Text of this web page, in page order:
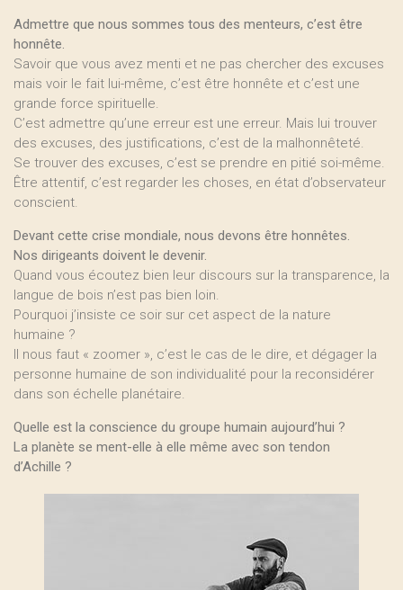
Admettre que nous sommes tous des menteurs, c’est être
honnête.
Savoir que vous avez menti et ne pas chercher des excuses
mais voir le fait lui-même, c’est être honnête et c’est une
grande force spirituelle.
C’est admettre qu’une erreur est une erreur. Mais lui trouver
des excuses, des justifications, c’est de la malhonnêteté.
Se trouver des excuses, c’est se prendre en pitié soi-même.
Être attentif, c’est regarder les choses, en état d’observateur
conscient.
Devant cette crise mondiale, nous devons être honnêtes.
Nos dirigeants doivent le devenir.
Quand vous écoutez bien leur discours sur la transparence, la
langue de bois n’est pas bien loin.
Pourquoi j’insiste ce soir sur cet aspect de la nature
humaine ?
Il nous faut « zoomer », c’est le cas de le dire, et dégager la
personne humaine de son individualité pour la reconsidérer
dans son échelle planétaire.
Quelle est la conscience du groupe humain aujourd’hui ?
La planète se ment-elle à elle même avec son tendon
d’Achille ?